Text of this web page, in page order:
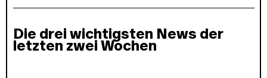
i
A
d
Die drei wichtigsten News der
letzten zwei Wochen